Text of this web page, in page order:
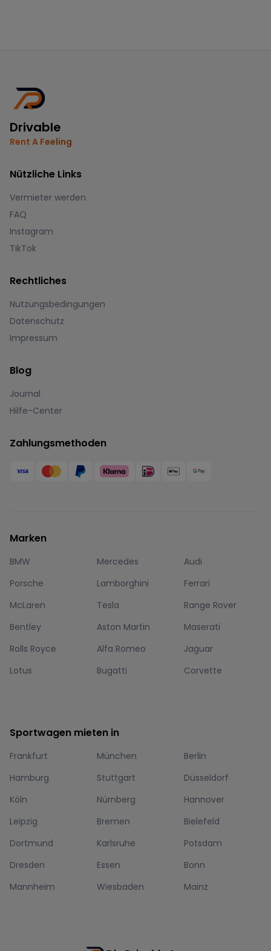
Drivable
Rent A Feeling
Nützliche Links
Vermieter werden
FAQ
Instagram
TikTok
Rechtliches
Nutzungsbedingungen
Datenschutz
Impressum
Blog
Journal
Hilfe-Center
Zahlungsmethoden
Marken
BMW Mercedes
Audi
Porsche
Lamborghini
Ferrari
McLaren
Tesla
Range Rover
Bentley
Aston Martin
Maserati
Rolls Royce
Alfa Romeo
Jaguar
Lotus
Bugatti Corvette
Sportwagen mieten in
Frankfurt München
Berlin
Hamburg
Stuttgart
Düsseldorf
Köln
Nürnberg
Hannover
Leipzig
Bremen
Bielefeld
Dortmund
Karlsruhe
Potsdam
Dresden
Essen
Bonn
Mannheim
Wiesbaden Mainz